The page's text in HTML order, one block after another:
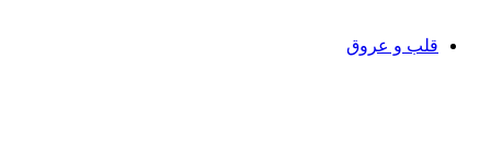
قلب و عروق